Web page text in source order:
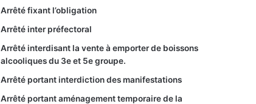
Arrêté fixant l’obligation
Arrêté inter préfectoral
Arrêté interdisant la vente à emporter de boissons
alcooliques du 3e et 5e groupe.
Arrêté portant interdiction des manifestations
Arrêté portant aménagement temporaire de la